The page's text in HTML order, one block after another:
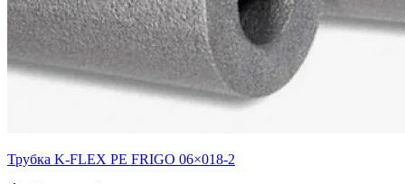
Трубка K-FLEX PE FRIGO 06×018-2